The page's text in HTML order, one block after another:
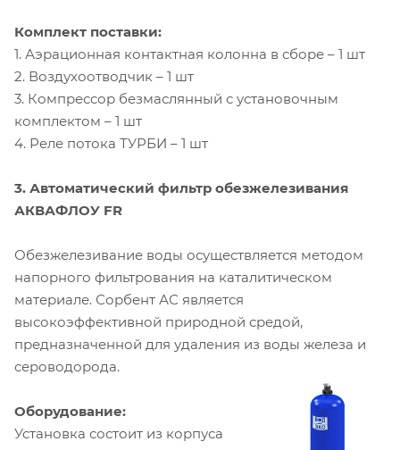
Комплект поставки:
1. Аэрационная контактная колонна в сборе – 1 шт
2. Воздухоотводчик – 1 шт
3. Компрессор безмаслянный с установочным
комплектом – 1 шт
4. Реле потока ТУРБИ – 1 шт
3. Автоматический фильтр обезжелезивания
АКВАФЛОУ FR
Обезжелезивание воды осуществляется методом
напорного фильтрования на каталитическом
материале. Сорбент АС является
высокоэффективной природной средой,
предназначенной для удаления из воды железа и
сероводорода.
Оборудование:
Установка состоит из корпуса